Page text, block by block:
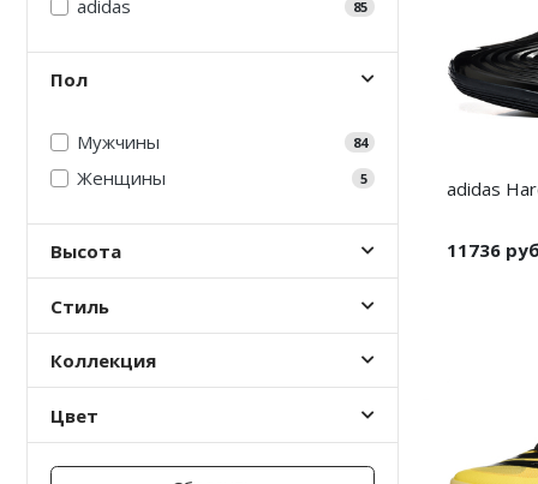
adidas 85
Пол
Мужчины 84
Женщины 5
Высота
Стиль
Коллекция
Цвет
adidas
11736 руб
Air Jordan 13
Air Jordan 14
Air Jordan 23
Nike Book
Nike LeBron
Nike Freak
Nike KD
Nike PG
Nike Uptempo
Nike Foamposite